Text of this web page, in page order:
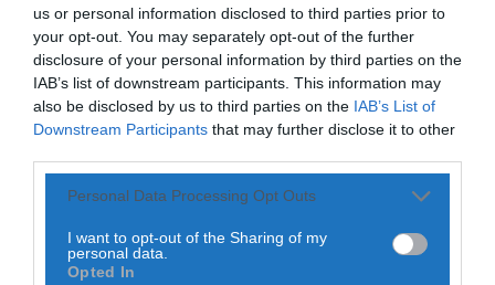
us or personal information disclosed to third parties prior to
your opt-out. You may separately opt-out of the further
disclosure of your personal information by third parties on the
IAB’s list of downstream participants. This information may
also be disclosed by us to third parties on the IAB’s List of
Downstream Participants that may further disclose it to other
Personal Data Processing Opt Outs
I want to opt-out of the Sharing of my
personal data.
Opted In
Cinco dos 18 passageiros repatriados para os Estados
Unidos após um surto de hantavírus associado a um navio
de cruzeiro já deixaram a quarentena e regressaram às
suas casas, segundo autoridades de saúde norte-
da Universidade de Nebraska, em Omaha, desde meados
de maio, após terem sido identificados como expostos ao
vírus durante a viagem. Apesar disso, nenhum dos 18
WhatsApp
Facebook
Messenger
Bluesky
TrelloTelegram
Copy
Link